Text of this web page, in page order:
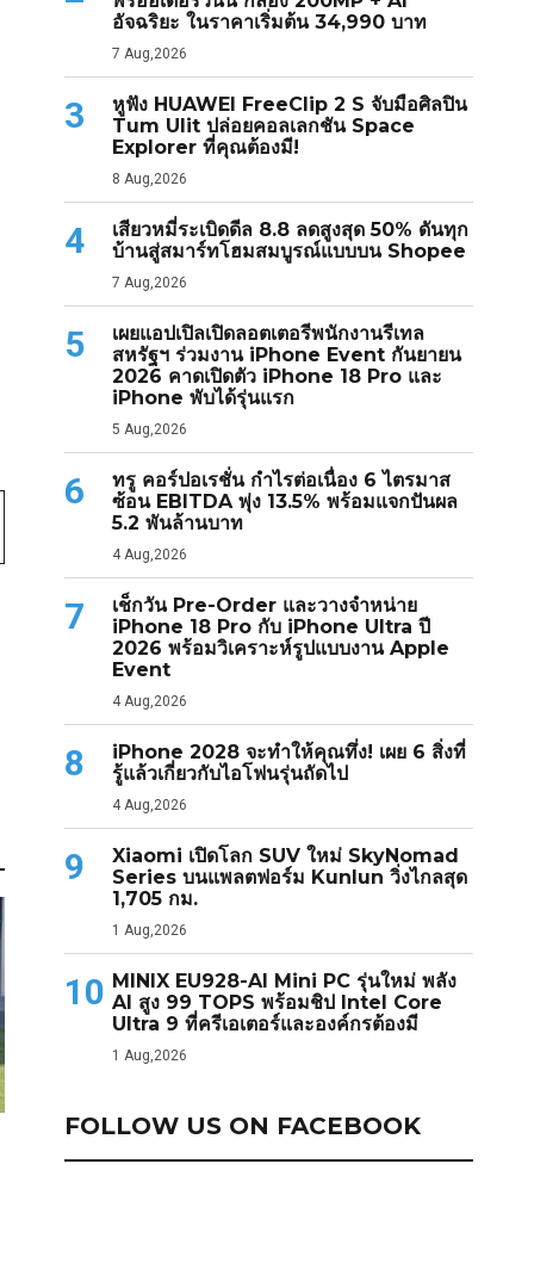
อัจฉริยะ ในราคาเริ่มต้น 34,990 บาท
7 Aug,2026
3
หูฟัง HUAWEI FreeClip 2 S จับมือศิลปิน
Tum Ulit ปล่อยคอลเลกชัน Space
Explorer ที่คุณต้องมี!
8 Aug,2026
4
เสียวหมี่ระเบิดดีล 8.8 ลดสูงสุด 50% ดันทุก
บ้านสู่สมาร์ทโฮมสมบูรณ์แบบบน Shopee
7 Aug,2026
5
เผยแอปเปิลเปิดลอตเตอรีพนักงานรีเทล
สหรัฐฯ ร่วมงาน iPhone Event กันยายน
2026 คาดเปิดตัว iPhone 18 Pro และ
iPhone พับได้รุ่นแรก
5 Aug,2026
6
ทรู คอร์ปอเรชั่น กำไรต่อเนื่อง 6 ไตรมาส
ซ้อน EBITDA พุ่ง 13.5% พร้อมแจกปันผล
5.2 พันล้านบาท
4 Aug,2026
7
เช็กวัน Pre-Order และวางจำหน่าย
iPhone 18 Pro กับ iPhone Ultra ปี
2026 พร้อมวิเคราะห์รูปแบบงาน Apple
Event
4 Aug,2026
8
iPhone 2028 จะทำให้คุณทึ่ง! เผย 6 สิ่งที่
รู้แล้วเกี่ยวกับไอโฟนรุ่นถัดไป
4 Aug,2026
9
Xiaomi เปิดโลก SUV ใหม่ SkyNomad
Series บนแพลตฟอร์ม Kunlun วิ่งไกลสุด
1,705 กม.
1 Aug,2026
10 MINIX EU928-AI Mini PC รุ่นใหม่ พลัง
AI สูง 99 TOPS พร้อมชิป Intel Core
Ultra 9 ที่ครีเอเตอร์และองค์กรต้องมี
1 Aug,2026
FOLLOW US ON FACEBOOK